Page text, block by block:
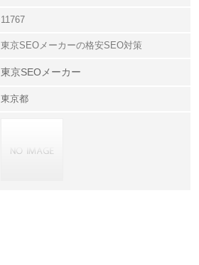
11767
東京SEOメーカーの格安SEO対策
東京SEOメーカー
東京都